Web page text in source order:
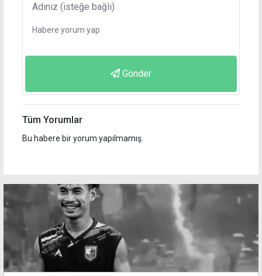
Gönder
Tüm Yorumlar
Bu habere bir yorum yapılmamış.